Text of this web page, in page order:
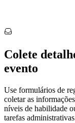
Colete
evento
Use formulários de
coletar as
níveis de habilidade
tarefas